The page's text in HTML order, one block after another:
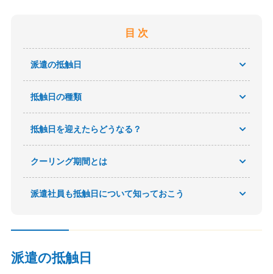
目 次
派遣の抵触日
抵触日の種類
抵触日を迎えたらどうなる？
クーリング期間とは
派遣社員も抵触日について知っておこう
派遣の抵触日